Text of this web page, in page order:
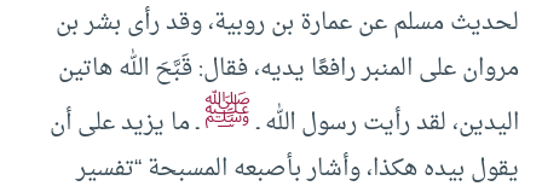
لحديث مسلم عن عمارة بن روبية، وقد رأى بشر بن
مروان على المنبر رافعًا يديه، فقال: قَبَّحَ الله هاتين
اليدين، لقد رأيت رسول الله ـﷺـ ما يزيد على أن
يقول بيده هكذا، وأشار بأصبعه المسبحة “تفسير